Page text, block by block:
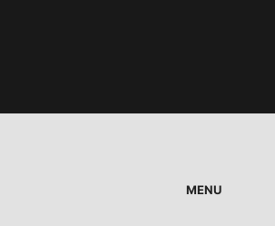
MENU